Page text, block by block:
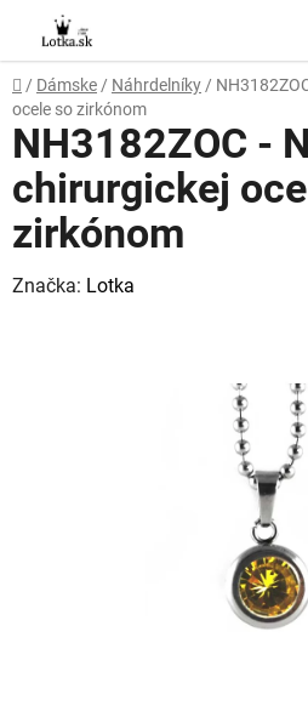
obsah
Domov
/ Dámske / Náhrdelníky /
ocele so zirkónom
NH3182ZOC -
chirurgickej
zirkónom
Značka: Lotka